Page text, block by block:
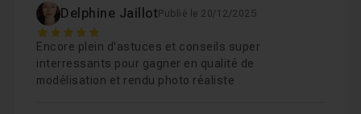
Leçon 9 Finalisation export Enscape et IA
Delphine Jaillot Publié le 20/12/2025
5
Encore plein d'astuces et conseils super
interressants pour gagner en qualité de
modélisation et rendu photo réaliste